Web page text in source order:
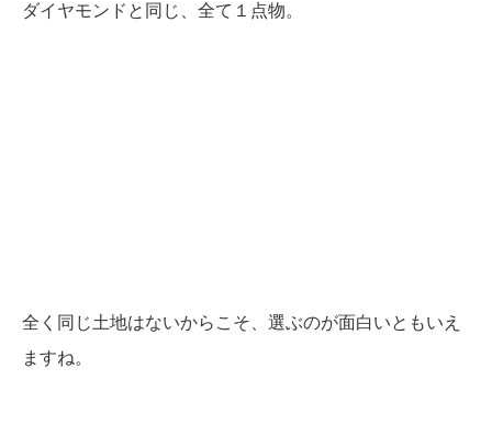
ダイヤモンドと同じ、全て１点物。
全く同じ土地はないからこそ、選ぶのが面白いともいえ
ますね。